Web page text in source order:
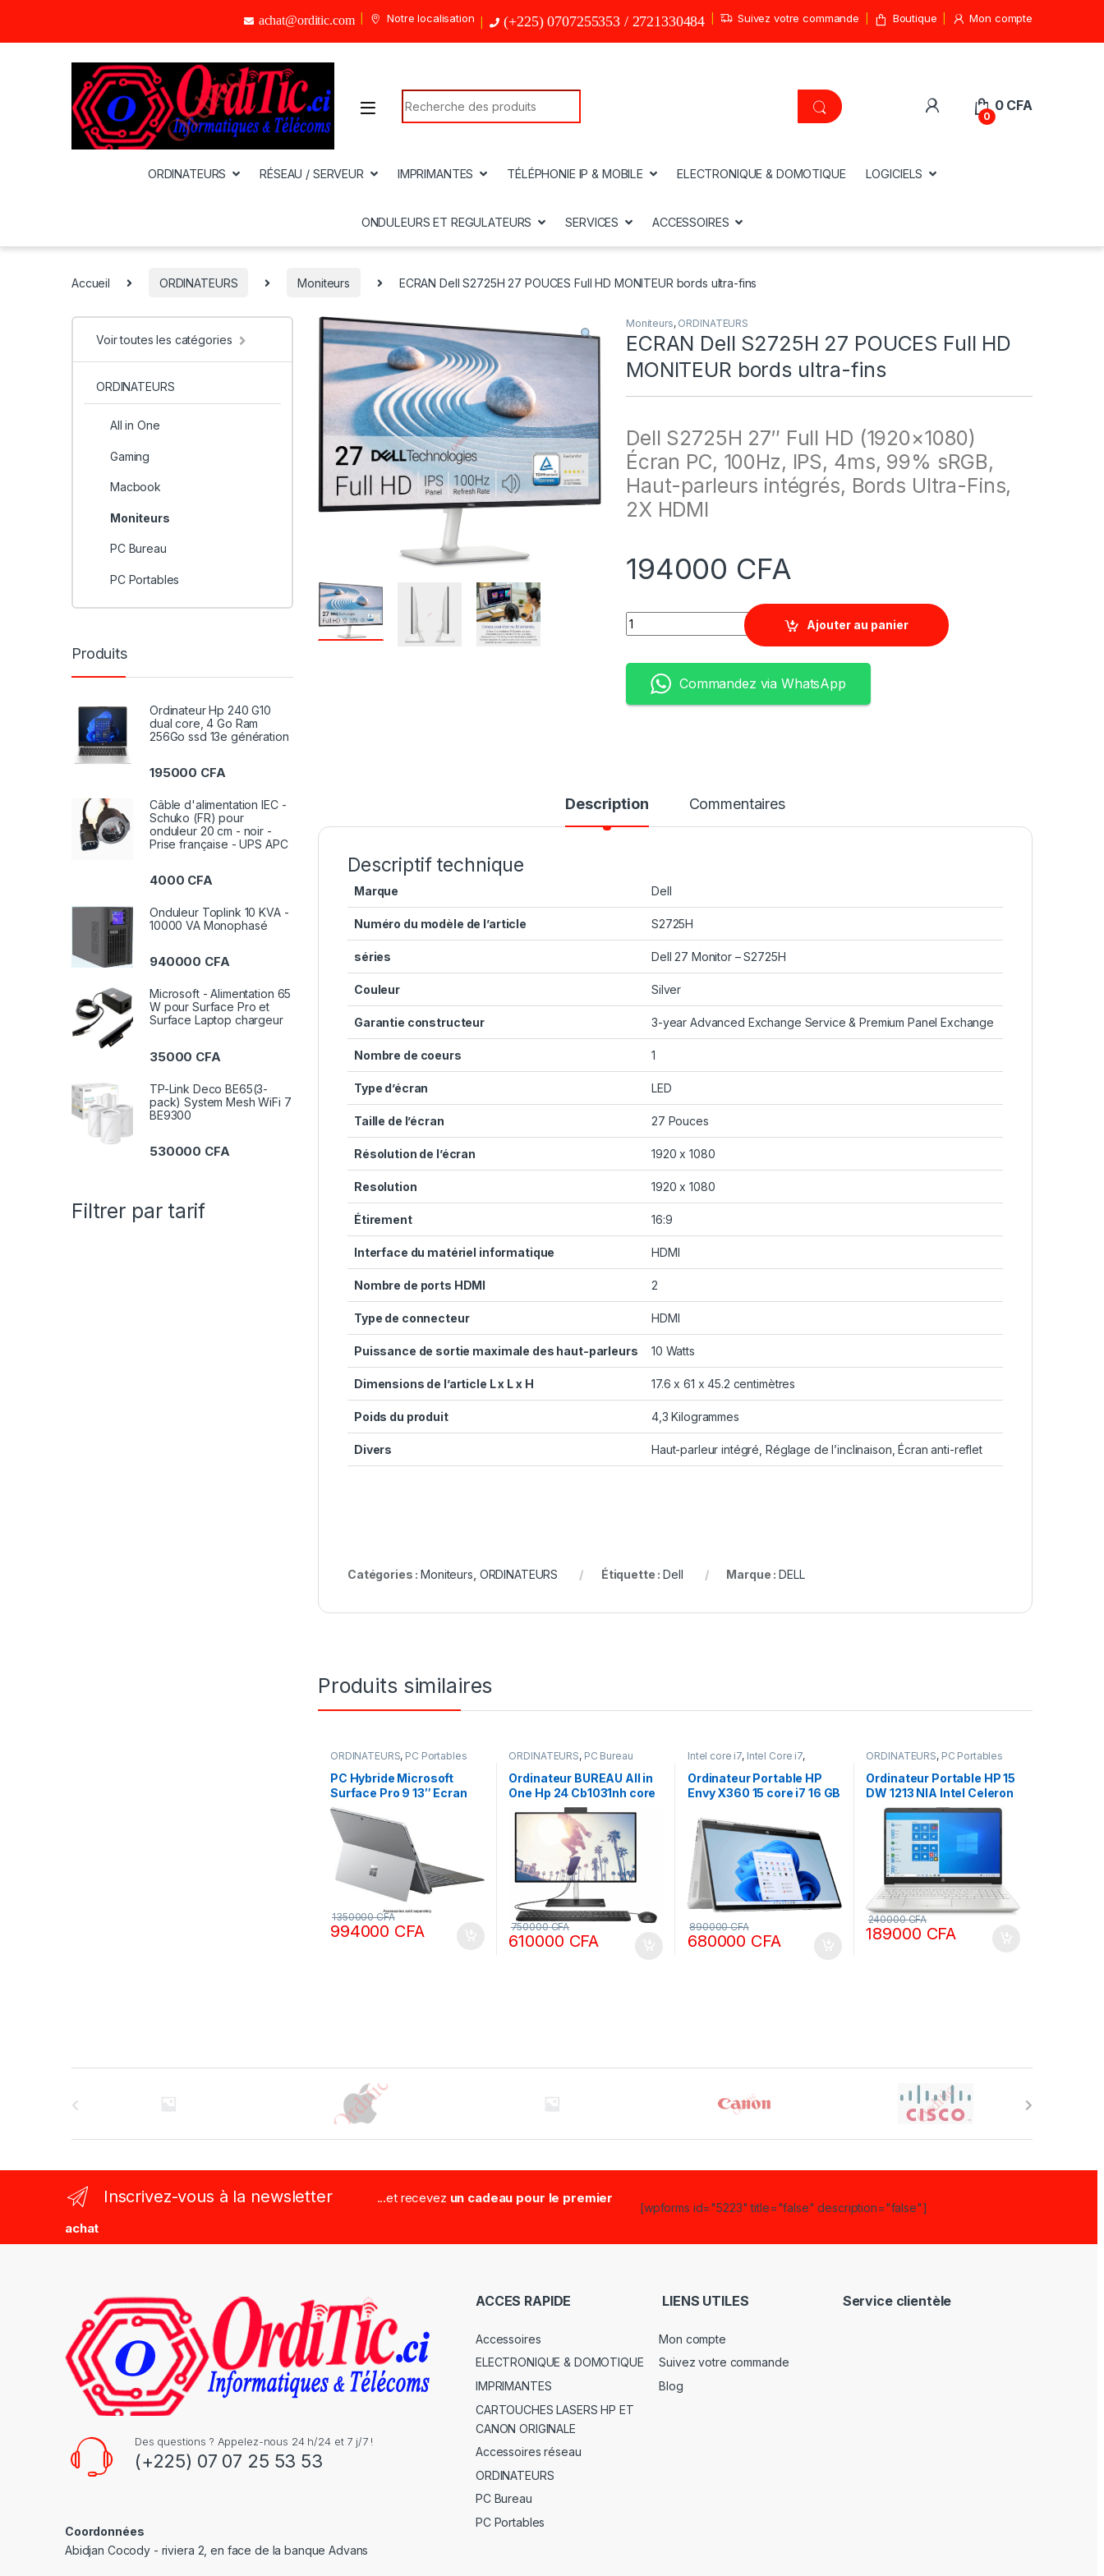
achat@orditic.com Notre localisation (+225) 0707255353 / 2721330484 Suivez votre commande Boutique Mon compte
Search for:
0
0 CFA
ORDINATEURS RÉSEAU / SERVEUR IMPRIMANTES TÉLÉPHONIE IP & MOBILE ELECTRONIQUE & DOMOTIQUE LOGICIELS
ONDULEURS ET REGULATEURS SERVICES ACCESSOIRES
Accueil ORDINATEURS Moniteurs ECRAN Dell S2725H 27 POUCES Full HD MONITEUR bords ultra-fins
Moniteurs, ORDINATEURS
ECRAN Dell S2725H 27 POUCES Full HD
MONITEUR bords ultra-fins
Dell S2725H 27″ Full HD (1920×1080)
Écran PC, 100Hz, IPS, 4ms, 99% sRGB,
Haut-parleurs intégrés, Bords Ultra-Fins,
2X HDMI
194000 CFA
Quantity
Ajouter au panier
Commandez via WhatsApp
Description Commentaires
Descriptif technique
Marque ‎Dell
Numéro du modèle de l’article ‎S2725H
séries ‎Dell 27 Monitor – S2725H
Couleur ‎Silver
Garantie constructeur ‎3-year Advanced Exchange Service & Premium Panel Exchange
Nombre de coeurs ‎1
Type d’écran ‎LED
Taille de l’écran ‎27 Pouces
Résolution de l’écran ‎1920 x 1080
Resolution ‎1920 x 1080
Étirement ‎16:9
Interface du matériel informatique ‎HDMI
Nombre de ports HDMI ‎2
Type de connecteur ‎HDMI
Puissance de sortie maximale des haut-parleurs ‎10 Watts
Dimensions de l’article L x L x H ‎17.6 x 61 x 45.2 centimètres
Poids du produit ‎4,3 Kilogrammes
Divers ‎Haut-parleur intégré, Réglage de l’inclinaison, Écran anti-reflet
Catégories :Moniteurs ORDINATEURS Étiquette :Dell Marque :DELL
Produits similaires
ORDINATEURS, PC Portables
PC Hybride Microsoft
Surface Pro 9 13″ Ecran
tactile Intel Core i5 8Go
RAM 512Go SSD
994000 CFA
1350000CFA
ORDINATEURS, PC Bureau
Ordinateur BUREAU All in
One Hp 24 Cb1031nh core
i5 8Go Ram 256 SSD +1To
HDD, écran 24 pouces
tactile 12ème génération
610000 CFA
750000CFA
Intel core i7, Intel Core i7,
Ordinateur Portable HP
Envy X360 15 core i7 16 GB
écran tactile 15.6 pouces
680000 CFA
890000CFA
ORDINATEURS, PC Portables
Ordinateur Portable HP 15
DW 1213 NIA Intel Celeron
12th Gen 4Go Ram 512Go
SSD Windows 10 Pro
Ecran 15,6″
189000 CFA
240000CFA
Voir toutes les catégories
ORDINATEURS
All in One
Gaming
Macbook
Moniteurs
PC Bureau
PC Portables
Produits
Ordinateur Hp 240 G10
dual core, 4 Go Ram
256Go ssd 13e génération
195000 CFA
Câble d'alimentation IEC -
Schuko (FR) pour
onduleur 20 cm - noir -
Prise française - UPS APC
4000 CFA
Onduleur Toplink 10 KVA -
10000 VA Monophasé
940000 CFA
Microsoft - Alimentation 65
W pour Surface Pro et
Surface Laptop chargeur
35000 CFA
TP-Link Deco BE65(3-
pack) System Mesh WiFi 7
BE9300
530000 CFA
Filtrer par tarif
s
Inscrivez-vous à la newsletter ...et recevez un cadeau pour le premier
achat
[wpforms id="5223" title="false" description="false"]
Des questions ? Appelez-nous 24 h/24 et 7 j/7 !
(+225) 07 07 25 53 53
Coordonnées
Abidjan Cocody - riviera 2, en face de la banque Advans
ACCES RAPIDE
Accessoires
ELECTRONIQUE & DOMOTIQUE
IMPRIMANTES
CARTOUCHES LASERS HP ET
CANON ORIGINALE
Accessoires réseau
ORDINATEURS
PC Bureau
PC Portables
LIENS UTILES
Mon compte
Suivez votre commande
Blog
Service clientèle